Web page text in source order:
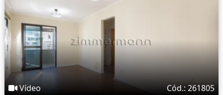
Vídeo Cód.: 261805